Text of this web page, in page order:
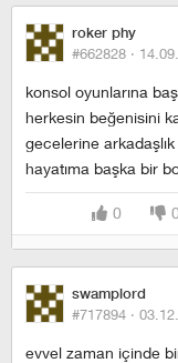
roker phy
#662828 ·
konsol oyunlarına
herkesin beğenisini
gecelerine
hayatıma başka bir
0 0
swamplord
#717894 ·
evvel zaman içinde